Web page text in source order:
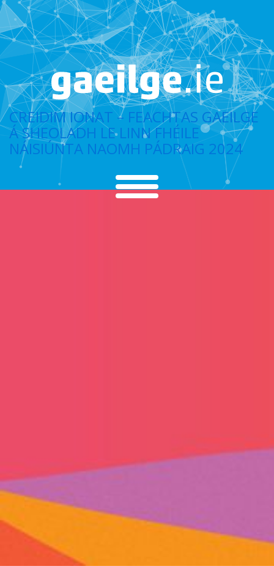
CREIDIM IONAT – FEACHTAS GAEILGE
Á SHEOLADH LE LINN FHÉILE
NÁISIÚNTA NAOMH PÁDRAIG 2024